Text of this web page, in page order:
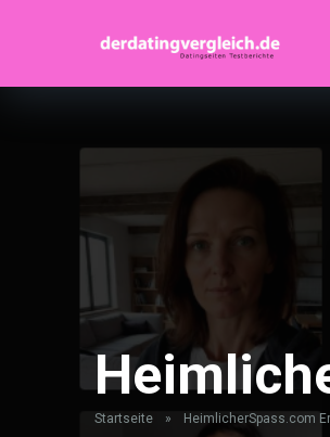
Startseite » HeimlicherSpass.com